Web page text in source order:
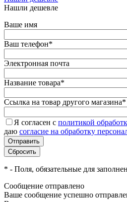
Нашли дешевле
Ваше имя
Ваш телефон*
Электронная почта
Название товара*
Ссылка на товар другого магазина*
Я согласен с политикой
даю согласие на обработку
* - Поля, обязательные для
Сообщение отправлено
Ваше сообщение успешно